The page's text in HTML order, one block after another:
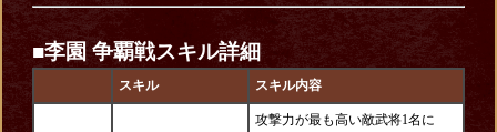
■李園 争覇戦スキル詳細
スキル スキル内容
攻撃力が最も高い敵武将1名に